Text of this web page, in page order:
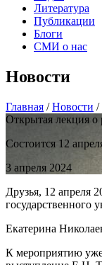
Литература
Публикации
Блоги
СМИ о нас
Новости
Главная /Новости /
Открытая лекция о
Состоится 12
3 апреля 2024
Друзья, 12 апреля
государственного
Екатерина
К мероприятию уже